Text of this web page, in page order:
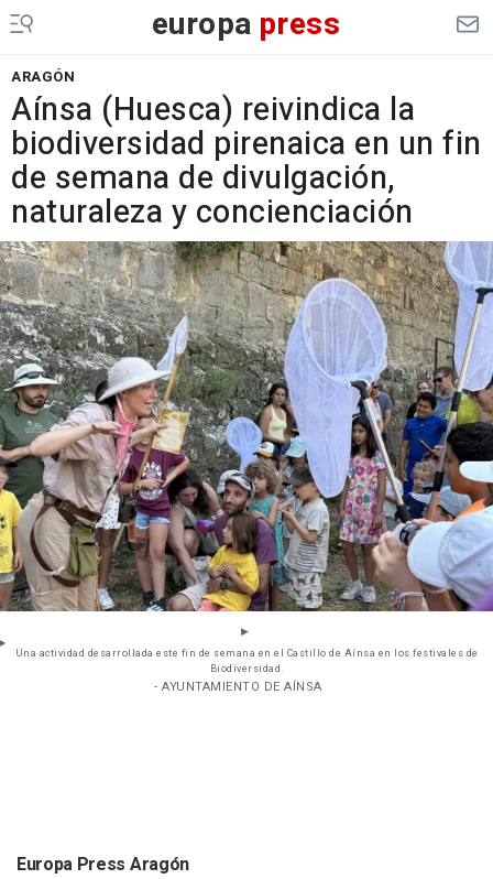
europa press
ARAGÓN
Aínsa (Huesca) reivindica la
biodiversidad pirenaica en un fin
de semana de divulgación,
naturaleza y concienciación
Una actividad desarrollada este fin de semana en el Castillo de Aínsa en los festivales de
Biodiversidad.
- AYUNTAMIENTO DE AÍNSA
Europa Press Aragón